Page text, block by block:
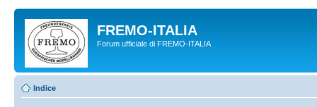
FREMO-ITALIA
Forum ufficiale di FREMO-ITALIA
Indice